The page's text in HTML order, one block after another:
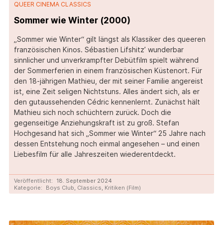
QUEER CINEMA CLASSICS
Sommer wie Winter (2000)
„Sommer wie Winter“ gilt längst als Klassiker des queeren
französischen Kinos. Sébastien Lifshitz’ wunderbar
sinnlicher und unverkrampfter Debütfilm spielt während
der Sommerferien in einem französischen Küstenort. Für
den 18-jährigen Mathieu, der mit seiner Familie angereist
ist, eine Zeit seligen Nichtstuns. Alles ändert sich, als er
den gutaussehenden Cédric kennenlernt. Zunächst hält
Mathieu sich noch schüchtern zurück. Doch die
gegenseitige Anziehungskraft ist zu groß. Stefan
Hochgesand hat sich „Sommer wie Winter“ 25 Jahre nach
dessen Entstehung noch einmal angesehen – und einen
Liebesfilm für alle Jahreszeiten wiederentdeckt.
Veröffentlicht:
18. September 2024
Kategorie:
Boys Club, Classics, Kritiken (Film)